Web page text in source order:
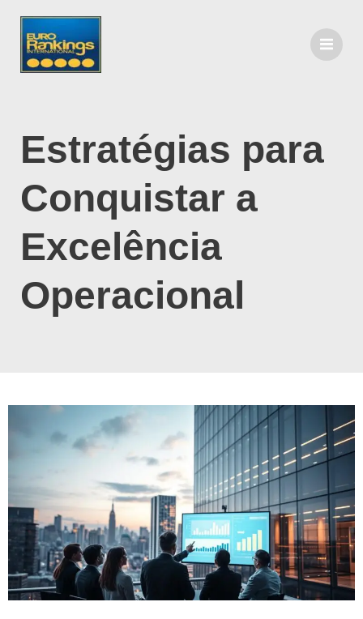
Estratégias para
Conquistar a
Excelência
Operacional